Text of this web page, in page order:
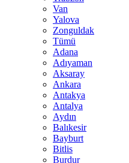
Van
Yalova
Zonguldak
Tümü
Adana
Adıyaman
Aksaray
Ankara
Antakya
Antalya
Aydın
Balıkesir
Bayburt
Bitlis
Burdur